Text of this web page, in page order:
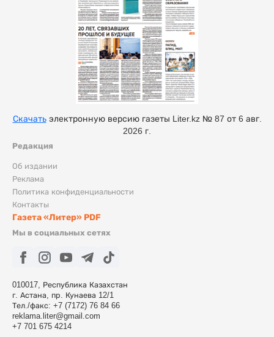
Редакция
Об издании
Реклама
Политика конфиденциальности
Контакты
Газета «Литер» PDF
Мы в социальных сетях
010017, Республика Казахстан
г. Астана, пр. Кунаева 12/1
Тел./факс: +7 (7172) 76 84 66
reklama.liter@gmail.com
+7 701 675 4214
Скачатьэлектронную версию газеты Liter.kz № 87 от 6 авг.
2026 г.